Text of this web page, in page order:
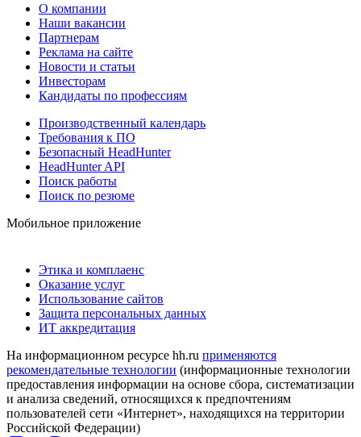
О компании
Наши вакансии
Партнерам
Реклама на сайте
Новости и статьи
Инвесторам
Кандидаты по профессиям
Производственный календарь
Требования к ПО
Безопасный HeadHunter
HeadHunter API
Поиск работы
Поиск по резюме
Мобильное приложение
Этика и комплаенс
Оказание услуг
Использование сайтов
Защита персональных данных
ИТ аккредитация
На информационном ресурсе hh.ru применяются
рекомендательные технологии (информационные технологии
предоставления информации на основе сбора, систематизации
и анализа сведений, относящихся к предпочтениям
пользователей сети «Интернет», находящихся на территории
Российской Федерации)